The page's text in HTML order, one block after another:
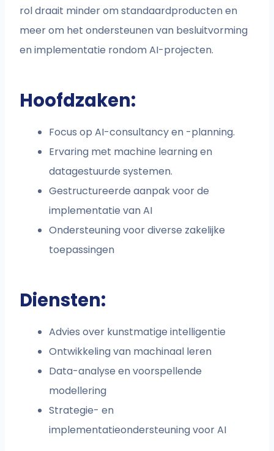
rol draait minder om standaardproducten en
meer om het ondersteunen van besluitvorming
en implementatie rondom AI-projecten.
Hoofdzaken:
Focus op AI-consultancy en -planning.
Ervaring met machine learning en
datagestuurde systemen.
Gestructureerde aanpak voor de
implementatie van AI
Ondersteuning voor diverse zakelijke
toepassingen
Diensten:
Advies over kunstmatige intelligentie
Ontwikkeling van machinaal leren
Data-analyse en voorspellende
modellering
Strategie- en
implementatieondersteuning voor AI